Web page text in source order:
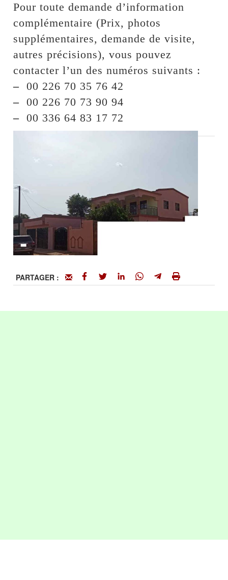
Pour toute demande d’information
complémentaire (Prix, photos
supplémentaires, demande de visite,
autres précisions), vous pouvez
contacter l’un des numéros suivants :
– 00 226 70 35 76 42
– 00 226 70 73 90 94
– 00 336 64 83 17 72
PARTAGER :